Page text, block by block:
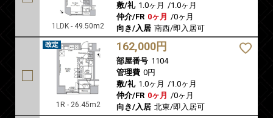
1LDK - 49.50m2
敷/礼 1.0ヶ月 /1.0ヶ月
仲介/FR 0ヶ月 /0ヶ月
向き/入居 南西/即入居可
1R - 26.45m2
162,000円
部屋番号 1104
管理費 0円
敷/礼 1.0ヶ月 /1.0ヶ月
仲介/FR 0ヶ月 /0ヶ月
向き/入居 北東/即入居可